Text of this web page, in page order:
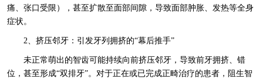
痛、张口受限），甚至扩散至面部间隙，导致面部肿胀、发热等全身
症状。
2、挤压邻牙：引发牙列拥挤的“幕后推手”
未正常萌出的智齿可能持续向前挤压邻牙，导致前牙拥挤、错
位，甚至形成“双排牙”。对于正在或已完成正畸治疗的患者，阻生智